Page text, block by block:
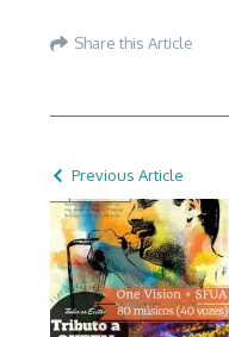
Share this Article
Previous Article